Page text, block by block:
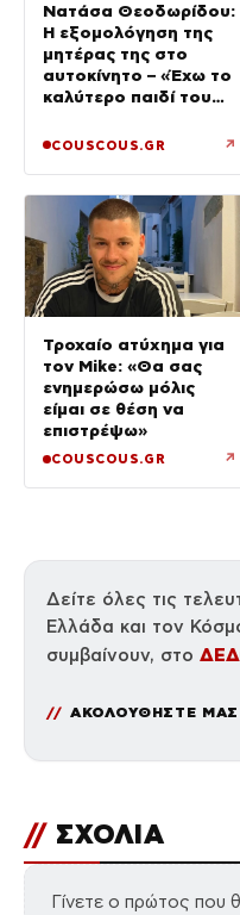
Νατάσα Θεοδωρίδου:
Η εξομολόγηση της
μητέρας της στο
αυτοκίνητο – «Έχω το
καλύτερο παιδί του
COUSCOUS.GR ↗
Τροχαίο ατύχημα για
τον Mike: «Θα σας
ενημερώσω μόλις
είμαι σε θέση να
επιστρέψω»
COUSCOUS.GR ↗
Δείτε όλες τις
Ελλάδα και τον
συμβαίνουν, στο
ΑΚΟΛΟΥΘΗΣΤΕ ΜΑΣ
// ΣΧΟΛΙΑ
Γίνετε ο πρώτος που